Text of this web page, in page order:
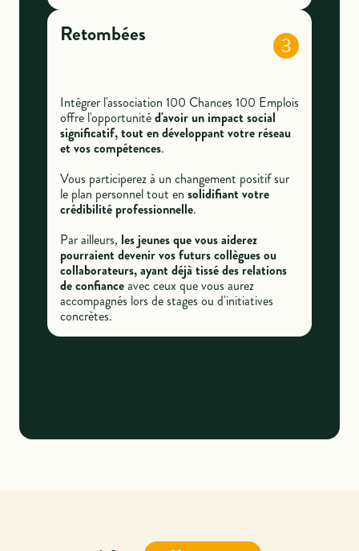
Retombées 3
Intégrer l'association 100 Chances 100 Emplois
offre l'opportunitéd'avoir un impact social
significatif, tout en développant votre réseau
et vos compétences.
Vous participerez à un changement positif sur
le plan personnel tout en solidifiant votre
crédibilité professionnelle.
Par ailleurs, les jeunes que vous aiderez
pourraient devenir vos futurs collègues ou
collaborateurs, ayant déjà tissé des relations
de confianceavec ceux que vous aurez
accompagnés lors de stages ou d'initiatives
concrètes.